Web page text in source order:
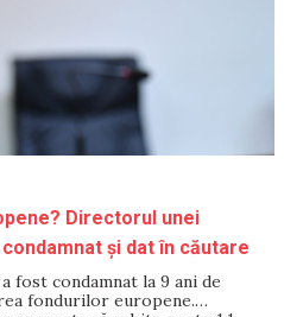
Directorul unei
și dat în căutare
fost condamnat la 9 ani de
fondurilor europene.